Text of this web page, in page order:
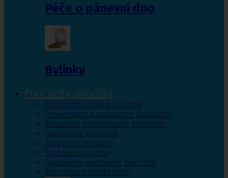
Péče o pánevní dno
Bylinky
Punčochy, ponožky
Antitrombotické punčochy
Preventivní a podpůrné punčochy
Zdravotní kompresivní punčochy
Navlékače punčoch
Zdravotní ponožky
Stahovací prádlo
Doplňkový sortiment punčoch
Kompresní podkolenky